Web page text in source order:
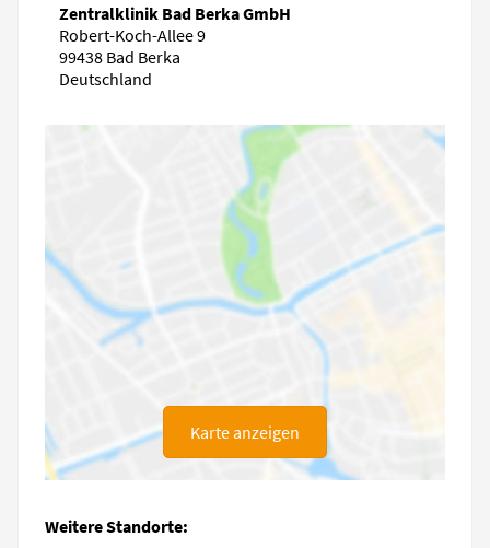
Zentralklinik Bad Berka GmbH
Robert-Koch-Allee 9
99438 Bad Berka
Deutschland
Karte anzeigen
Weitere Standorte: